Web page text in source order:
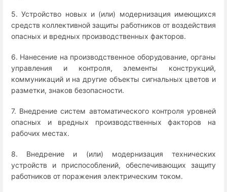
5. Устройство новых и (или) модернизация имеющихся
средств коллективной защиты работников от воздействия
опасных и вредных производственных факторов.
6. Нанесение на производственное оборудование, органы
управления и контроля, элементы конструкций,
коммуникаций и на другие объекты сигнальных цветов и
разметки, знаков безопасности.
7. Внедрение систем автоматического контроля уровней
опасных и вредных производственных факторов на
рабочих местах.
8. Внедрение и (или) модернизация технических
устройств и приспособлений, обеспечивающих защиту
работников от поражения электрическим током.